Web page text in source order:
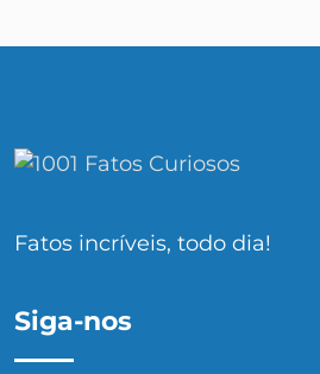
Fatos incríveis, todo dia!
Siga-nos